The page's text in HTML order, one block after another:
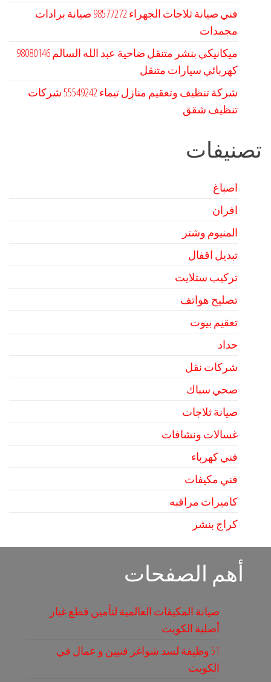
فني صيانة ثلاجات الجهراء 98577272 صيانة برادات
مجمدات
كهربائي سيارات متنقل
شركة تنظيف وتعقيم منازل تيماء 55549242 شركات
تنظيف شقق
تصنيفات
اصباغ
افران
المنيوم وشتر
تبديل اقفال
تركيب ستلايت
تصليح هواتف
تعقيم بيوت
حداد
شركات نقل
صحي سباك
صيانة ثلاجات
غسالات ونشافات
فني كهرباء
فني مكيفات
كاميرات مراقبه
كراج بنشر
أهم الصفحات
صيانة المكيفات العالمية لتأمين قطع غيار
أصلية الكويت
51 وظيفة لسد شواغر فنيين و عمال في
الكويت